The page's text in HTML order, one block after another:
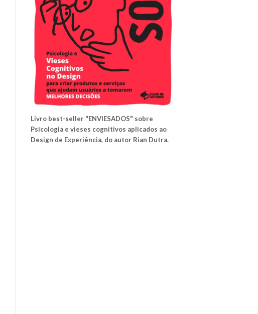
Livro best-seller "ENVIESADOS" sobre
Psicologia e vieses cognitivos aplicados ao
Design de Experiência, do autor Rian Dutra.